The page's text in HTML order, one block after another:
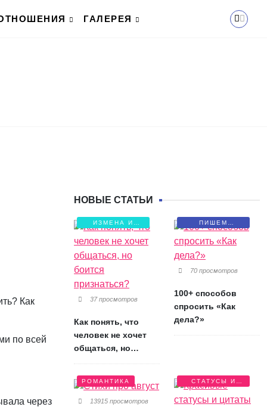
ГАЛЕРЕЯ
Как
по всей
через
НОВЫЕ СТАТЬИ
ИЗМЕНА И
БОЛЬ
37 просмотров
Как понять, что
человек не хочет
общаться, но
ПИШЕМ
ПИСЬМА
70 просмотров
100+ способов
спросить «Как
дела?»
РОМАНТИКА
13915 просмотров
СТАТУСЫ И
ЦИТАТЫ